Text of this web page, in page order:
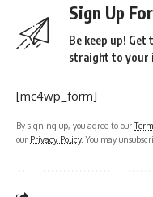
Sign Up
Be keep up! Get
straight to your
[mc4wp_form]
By signing up, you agree to our
our Privacy Policy. You may